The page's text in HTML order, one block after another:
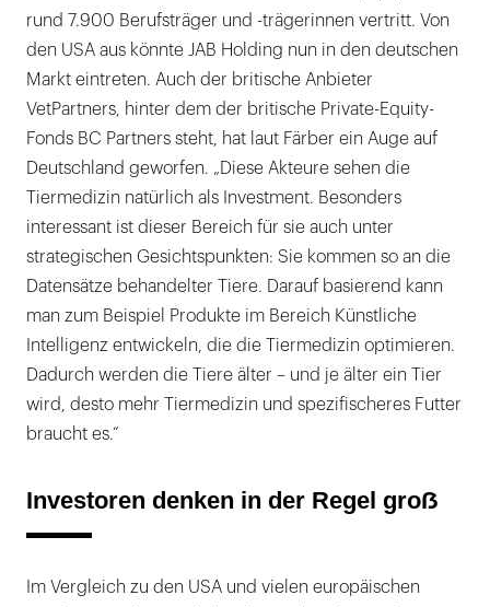
rund 7.900 Berufsträger und -trägerinnen vertritt. Von
den USA aus könnte JAB Holding nun in den deutschen
Markt eintreten. Auch der britische Anbieter
VetPartners, hinter dem der britische Private-Equity-
Fonds BC Partners steht, hat laut Färber ein Auge auf
Deutschland geworfen. „Diese Akteure sehen die
Tiermedizin natürlich als Investment. Besonders
interessant ist dieser Bereich für sie auch unter
strategischen Gesichtspunkten: Sie kommen so an die
Datensätze behandelter Tiere. Darauf basierend kann
man zum Beispiel Produkte im Bereich Künstliche
Intelligenz entwickeln, die die Tiermedizin optimieren.
Dadurch werden die Tiere älter – und je älter ein Tier
wird, desto mehr Tiermedizin und spezifischeres Futter
braucht es.“
Investoren denken in der Regel groẞ
Im Vergleich zu den USA und vielen europäischen